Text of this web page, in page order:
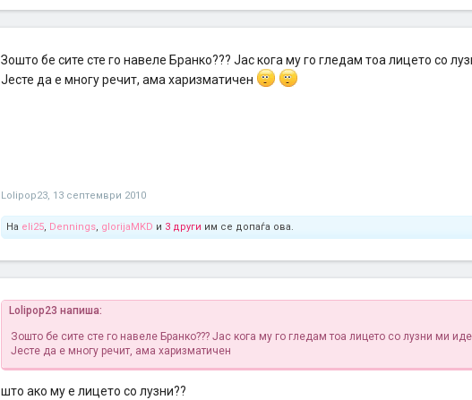
Зошто бе сите сте го навеле Бранко??? Јас кога му го гледам тоа лицето со
Јесте да е многу речит, ама харизматичен
Lolipop23, 13 септември 2010
На eli25, Dennings, glorijaMKD и 3 други им се допаѓа ова.
Lolipop23 напиша:
Зошто бе сите сте го навеле Бранко??? Јас кога му го гледам тоа лицето со лузни ми
Јесте да е многу речит, ама харизматичен
што ако му е лицето со лузни??